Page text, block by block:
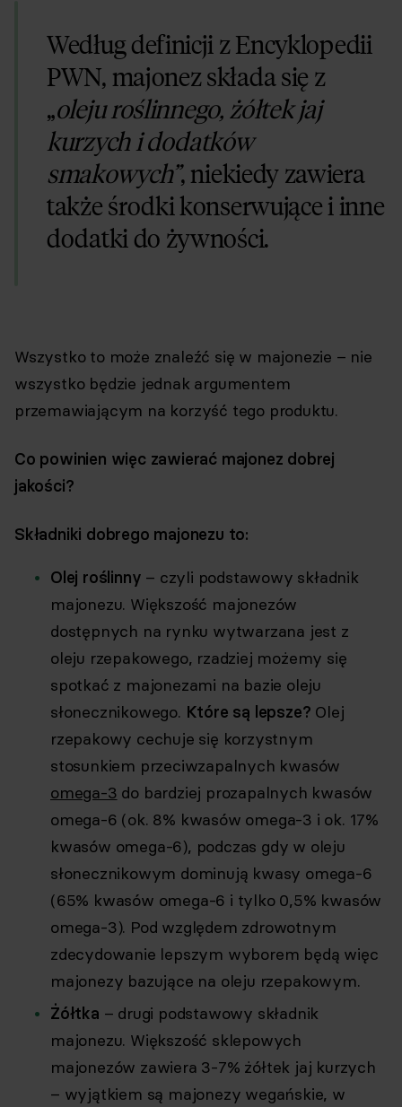
Według definicji z Encyklopedii
PWN, majonez składa się z
„oleju roślinnego, żółtek jaj
kurzych i dodatków
smakowych”, niekiedy zawiera
także środki konserwujące i inne
dodatki do żywności.
Wszystko to może znaleźć się w majonezie – nie
wszystko będzie jednak argumentem
przemawiającym na korzyść tego produktu.
Co powinien więc zawierać majonez dobrej
jakości?
Składniki dobrego majonezu to:
Olej roślinny – czyli podstawowy składnik
majonezu. Większość majonezów
dostępnych na rynku wytwarzana jest z
oleju rzepakowego, rzadziej możemy się
spotkać z majonezami na bazie oleju
słonecznikowego. Które są lepsze? Olej
rzepakowy cechuje się korzystnym
stosunkiem przeciwzapalnych kwasów
omega-3 do bardziej prozapalnych kwasów
omega-6 (ok. 8% kwasów omega-3 i ok. 17%
kwasów omega-6), podczas gdy w oleju
słonecznikowym dominują kwasy omega-6
(65% kwasów omega-6 i tylko 0,5% kwasów
omega-3). Pod względem zdrowotnym
zdecydowanie lepszym wyborem będą więc
majonezy bazujące na oleju rzepakowym.
Żółtka – drugi podstawowy składnik
majonezu. Większość sklepowych
majonezów zawiera 3-7% żółtek jaj kurzych
– wyjątkiem są majonezy wegańskie, w